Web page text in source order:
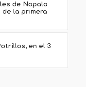
de Nopala
de la primera
en el 3